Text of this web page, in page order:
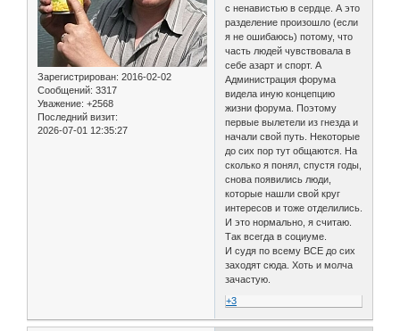
Зарегистрирован: 2016-02-02
Сообщений: 3317
Уважение: +2568
Последний визит:
2026-07-01 12:35:27
с ненавистью в сердце. А это
разделение произошло (если
я не ошибаюсь) потому, что
часть людей чувствовала в
себе азарт и спорт. А
Администрация форума
видела иную концепцию
жизни форума. Поэтому
первые вылетели из гнезда и
начали свой путь. Некоторые
до сих пор тут общаются. На
сколько я понял, спустя годы,
снова появились люди,
которые нашли свой круг
интересов и тоже отделились.
И это нормально, я считаю.
Так всегда в социуме.
И судя по всему ВСЕ до сих
заходят сюда. Хоть и молча
зачастую.
+3